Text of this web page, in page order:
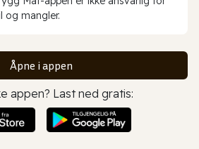
og mangler.
Åpne i appen
appen? Last ned gratis: